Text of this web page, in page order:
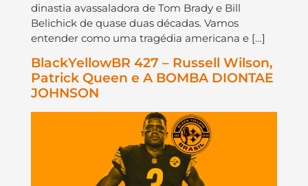
dinastia avassaladora de Tom Brady e Bill
Belichick de quase duas décadas. Vamos
entender como uma tragédia americana e […]
BlackYellowBR 427 – Russell Wilson,
Patrick Queen e A BOMBA DIONTAE
JOHNSON